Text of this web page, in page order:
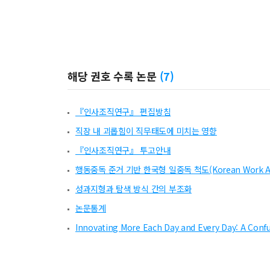
해당 권호 수록 논문 (7)
『인사조직연구』 편집방침
직장 내 괴롭힘이 직무태도에 미치는 영향
『인사조직연구』 투고안내
행동중독 준거 기반 한국형 일중독 척도(Korean Work
성과지형과 탐색 방식 간의 부조화
논문통계
Innovating More Each Day and Every Day: A